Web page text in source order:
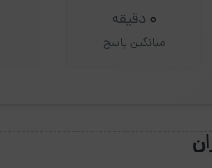
0 دقیقه
میانگین پاسخ